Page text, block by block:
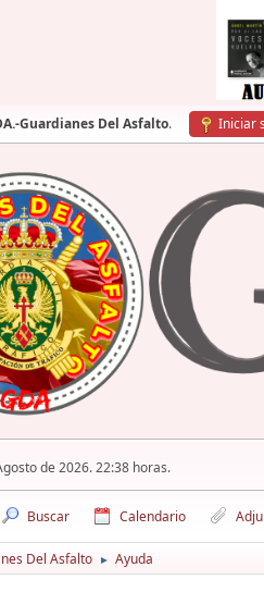
Guardianes Del Asfalto. Iniciar
de 2026. 22:38 horas.
Buscar Calendario
Del Asfalto ► Ayuda